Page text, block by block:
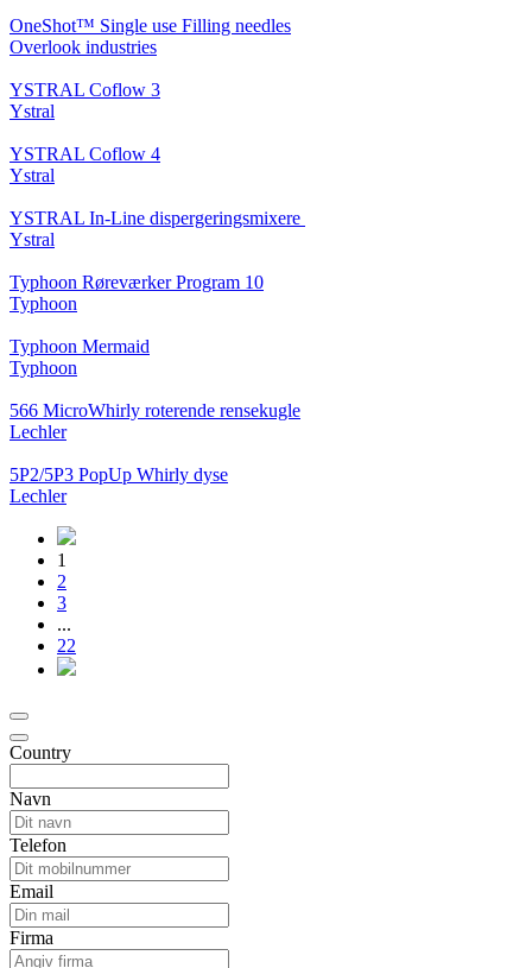
OneShot™ Single use Filling needles
Overlook industries
YSTRAL Coflow 3
Ystral
YSTRAL Coflow 4
Ystral
YSTRAL In-Line dispergeringsmixere ‍‍
Ystral
Typhoon Røreværker Program 10
Typhoon
Typhoon Mermaid
Typhoon
566 MicroWhirly roterende rensekugle
Lechler
5P2/5P3 PopUp Whirly dyse
Lechler
1
2
3
...
22
Country
Navn
Telefon
Email
Firma